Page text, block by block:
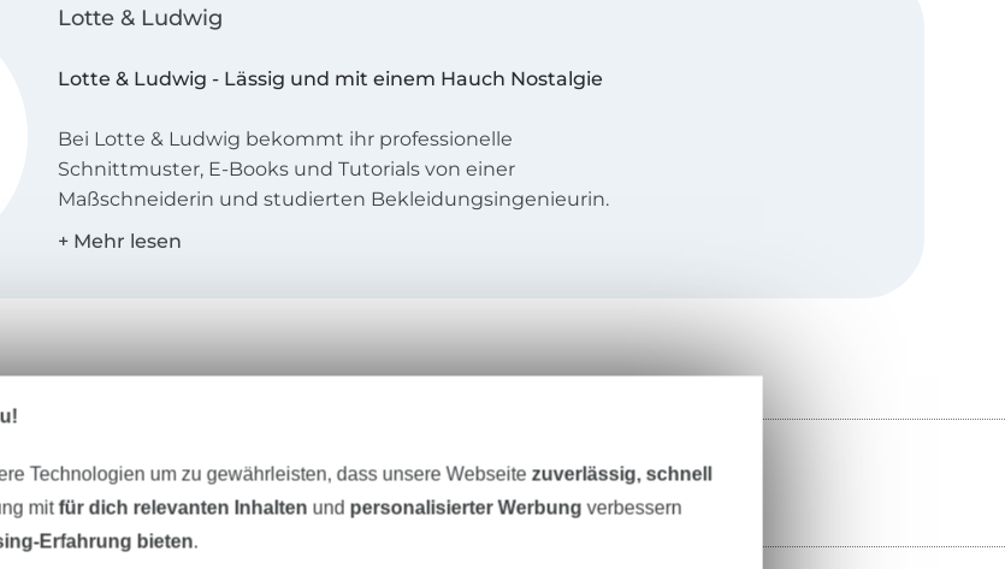
Lotte & Ludwig
Lotte & Ludwig - Lässig und mit einem Hauch Nostalgie
Bei Lotte & Ludwig bekommt ihr professionelle
Schnittmuster, E-Books und Tutorials von einer
Maßschneiderin und studierten Bekleidungsingenieurin.
Unsere Kleidungsstücke sind ein wenig anders, nicht zu
Unsere Kleidungsstücke haben das besondere Etwas
Die Kleidung soll durch ihre Schnittführungen wirken
und nicht nur durch wilde Stoffmusterkombinationen.
Tipp: Das passt dazu
Technologien um zu gewährleisten, dass unsere Webseitezuverlässig, schnell
mitfür dich relevanten Inhalten und personalisierter Werbung verbessern
Erfahrung bieten.